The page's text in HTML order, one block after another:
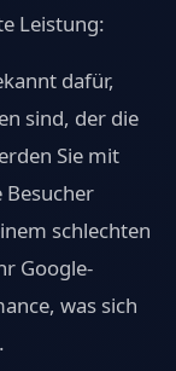
Leistung:
dafür,
sind, der die
Sie mit
schlechten
Google-
was sich